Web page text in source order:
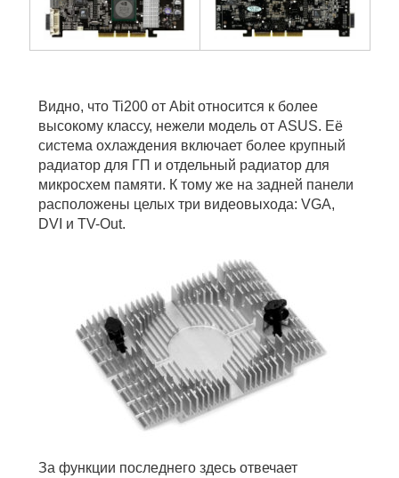
Видно, что Ti200 от Abit относится к более
высокому классу, нежели модель от ASUS. Её
система охлаждения включает более крупный
радиатор для ГП и отдельный радиатор для
микросхем памяти. К тому же на задней панели
расположены целых три видеовыхода: VGA,
DVI и TV-Out.
За функции последнего здесь отвечает